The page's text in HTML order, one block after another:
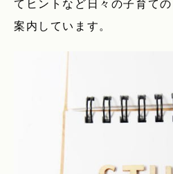
てヒントなど日々の子育て
案内しています。